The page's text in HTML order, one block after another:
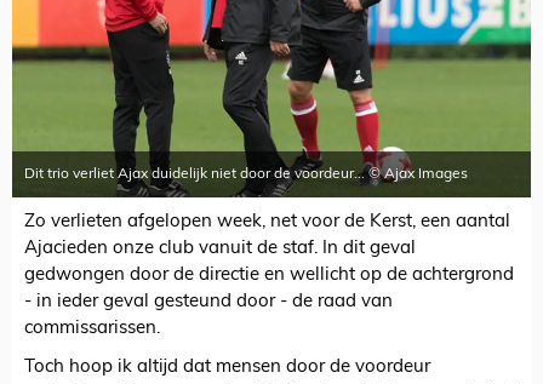
Dit trio verliet Ajax duidelijk niet door de voordeur... © Ajax Images
Zo verlieten afgelopen week, net voor de Kerst, een aantal
Ajacieden onze club vanuit de staf. In dit geval
gedwongen door de directie en wellicht op de achtergrond
- in ieder geval gesteund door - de raad van
commissarissen.
Toch hoop ik altijd dat mensen door de voordeur